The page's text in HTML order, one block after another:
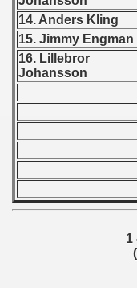
14. Anders Kling
15. Jimmy Engman
16. Lillebror
Johansson
1